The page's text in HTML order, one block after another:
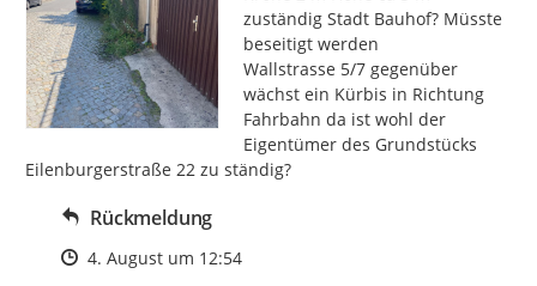
zuständig Stadt Bauhof? Müsste
beseitigt werden
Wallstrasse 5/7 gegenüber
wächst ein Kürbis in Richtung
Fahrbahn da ist wohl der
Eigentümer des Grundstücks
Eilenburgerstraße 22 zu ständig?
Rückmeldung
Zeitpunkt des Erstellens
4. August um 12:54